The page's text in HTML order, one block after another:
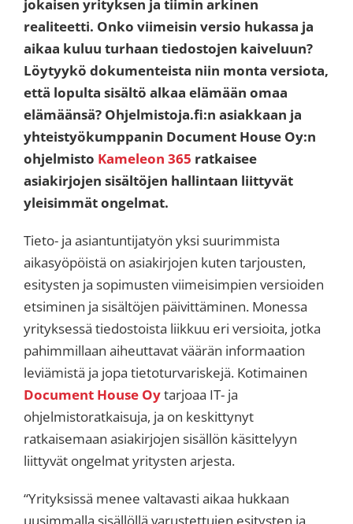
jokaisen yrityksen ja tiimin arkinen
realiteetti. Onko viimeisin versio hukassa ja
aikaa kuluu turhaan tiedostojen kaiveluun?
Löytyykö dokumenteista niin monta versiota,
että lopulta sisältö alkaa elämään omaa
elämäänsä? Ohjelmistoja.fi:n asiakkaan ja
yhteistyökumppanin Document House Oy:n
ohjelmisto Kameleon 365 ratkaisee
asiakirjojen sisältöjen hallintaan liittyvät
yleisimmät ongelmat.
Tieto- ja asiantuntijatyön yksi suurimmista
aikasyöpöistä on asiakirjojen kuten tarjousten,
esitysten ja sopimusten viimeisimpien versioiden
etsiminen ja sisältöjen päivittäminen. Monessa
yrityksessä tiedostoista liikkuu eri versioita, jotka
pahimmillaan aiheuttavat väärän informaation
leviämistä ja jopa tietoturvariskejä. Kotimainen
Document House Oytarjoaa IT- ja
ohjelmistoratkaisuja, ja on keskittynyt
ratkaisemaan asiakirjojen sisällön käsittelyyn
liittyvät ongelmat yritysten arjesta.
“Yrityksissä menee valtavasti aikaa hukkaan
uusimmalla sisällöllä varustettujen esitysten ja